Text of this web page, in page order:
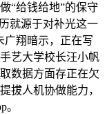
“给钱给地”的保守
就源于对补光这一
广翔暗示，正在写
艺大学校长汪小帆
数据方面存正在欠
拔人机协做能力，